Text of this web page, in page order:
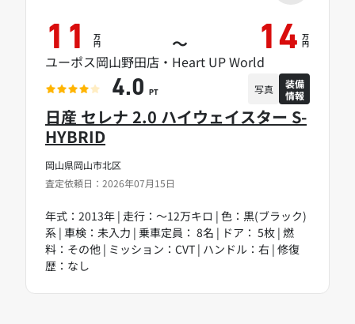
岡山県岡山市北区
査定依頼日：2026年07月15日
日産 セレナ 2.0 ハイウェイスター S-
HYBRID
年式：2013年 | 走行：～12万キロ | 色：黒(ブラック)
系 | 車検：未入力 | 乗車定員： 8名 | ドア： 5枚 | 燃
料：その他 | ミッション：CVT | ハンドル：右 | 修復
歴：なし
11 万
円 ～ 14 万
円
ユーポス岡山野田店・Heart UP World
4.0 PT 写真
装備
情報